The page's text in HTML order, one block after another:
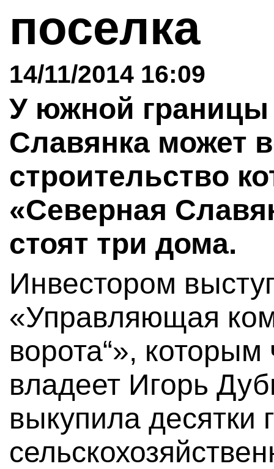
поселка
14/11/2014 16:09
У южной границы
Славянка может
строительство
«Северная
стоят три дома.
Инвестором
«Управляющая
ворота“»,
владеет Игорь
выкупила десятки